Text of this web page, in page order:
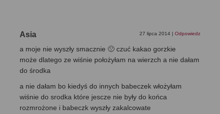
Asia 27 lipca 2014 | Odpowiedz
a moje nie wyszły smacznie 🙁 czuć kakao gorzkie
może dlatego ze wiśnie położyłam na wierzch a nie dałam
do środka
a nie dałam bo kiedyś do innych babeczek włożyłam
wiśnie do srodka które jescze nie były do końca
rozmrożone i babeczk wyszły zakalcowate